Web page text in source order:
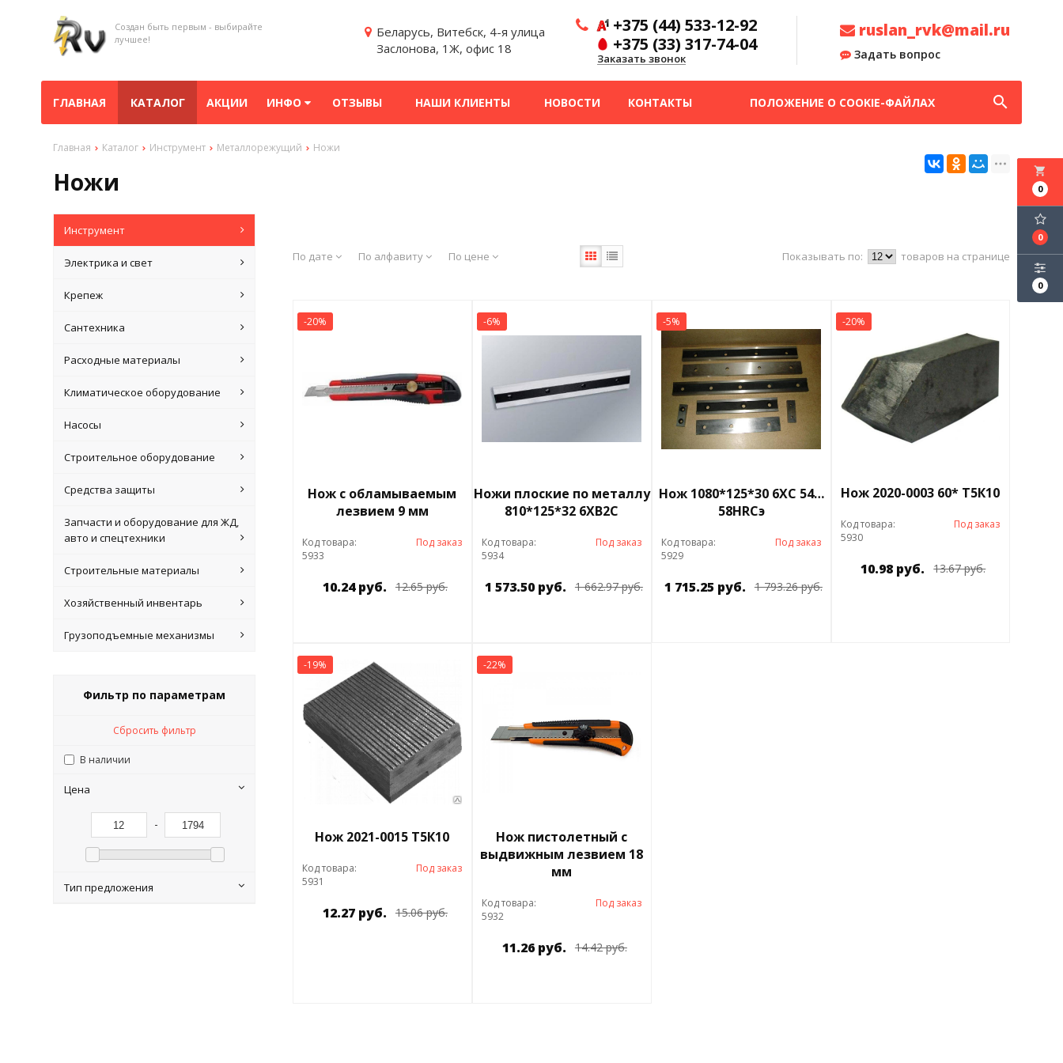
Создан быть первым - выбирайте
лучшее!
Беларусь, Витебск, 4-я улица
Заслонова, 1Ж, офис 18
+375 (44) 533-12-92
+375 (33) 317-74-04
Заказать звонок
ruslan_rvk@mail.ru
Задать вопрос
ГЛАВНАЯ КАТАЛОГ АКЦИИ ИНФО ОТЗЫВЫ НАШИ КЛИЕНТЫ НОВОСТИ КОНТАКТЫ ПОЛОЖЕНИЕ О COOKIE-ФАЙЛАХ search
Главная Каталог Инструмент Металлорежущий Ножи
Ножи local_grocery_store
0
0
0
Инструмент
Электрика и свет
Крепеж
Сантехника
Расходные материалы
Климатическое оборудование
Насосы
Строительное оборудование
Средства защиты
Запчасти и оборудование для ЖД,
авто и спецтехники
Строительные материалы
Хозяйственный инвентарь
Грузоподъемные механизмы
Фильтр по параметрам
Сбросить фильтр
В наличии
Цена
-
Тип предложения
По дате По алфавиту По цене Показывать по: товаров на странице
-20%
Нож с обламываемым
лезвием 9 мм
Код товара:
5933
Под заказ
10.24 руб. 12.65 руб.
-6%
Ножи плоские по металлу
810*125*32 6ХВ2С
Код товара:
5934
Под заказ
1 573.50 руб. 1 662.97 руб.
-5%
Нож 1080*125*30 6ХС 54…
58HRCэ
Код товара:
5929
Под заказ
1 715.25 руб. 1 793.26 руб.
-20%
Нож 2020-0003 60* Т5К10
Код товара:
5930
Под заказ
10.98 руб. 13.67 руб.
-19%
Нож 2021-0015 Т5К10
Код товара:
5931
Под заказ
12.27 руб. 15.06 руб.
-22%
Нож пистолетный с
выдвижным лезвием 18
мм
Код товара:
5932
Под заказ
11.26 руб. 14.42 руб.